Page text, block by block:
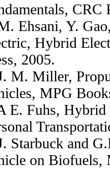
CRC
Ehsani, Y.
Hybrid
2005.
M. Miller,
MPG
E. Fuhs, Hybrid
Starbuck and
on